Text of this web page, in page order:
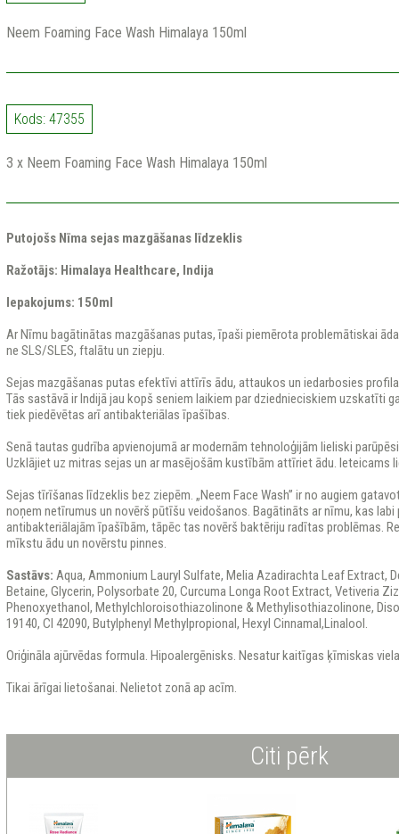
Neem Foaming Face Wash Himalaya 150ml
Kods: 47355
3 x Neem Foaming Face Wash Himalaya 150ml
Putojošs Nīma sejas mazgāšanas līdzeklis
Ražotājs: Himalaya Healthcare, Indija
Iepakojums: 150ml
Ar Nīmu bagātinātas mazgāšanas putas, īpaši piemērota problemātiskai
ne SLS/SLES, ftalātu un ziepju.
Sejas mazgāšanas putas efektīvi attīrīs ādu, attaukos un iedarbosies
Tās sastāvā ir Indijā jau kopš seniem laikiem par dziednieciskiem uzskatīti
tiek piedēvētas arī antibakteriālas īpašības.
Senā tautas gudrība apvienojumā ar modernām tehnoloģijām lieliski
Uzklājiet uz mitras sejas un ar masējošām kustībām attīriet ādu. Ieteicams
Sejas tīrīšanas līdzeklis bez ziepēm. „Neem Face Wash” ir no augiem
noņem netīrumus un novērš pūtīšu veidošanos. Bagātināts ar nīmu, kas
antibakteriālajām īpašībām, tāpēc tas novērš baktēriju radītas problēmas.
mīkstu ādu un novērstu pinnes.
Sastāvs: Aqua, Ammonium Lauryl Sulfate, Melia Azadirachta Leaf Extract,
Betaine, Glycerin, Polysorbate 20, Curcuma Longa Root Extract, Vetiveria
Phenoxyethanol, Methylchloroisothiazolinone & Methylisothiazolinone,
19140, Cl 42090, Butylphenyl Methylpropional, Hexyl Cinnamal,Linalool.
Oriģināla ajūrvēdas formula. Hipoalergēnisks. Nesatur kaitīgas ķīmiskas
Tikai ārīgai lietošanai. Nelietot zonā ap acīm.
Citi pērk